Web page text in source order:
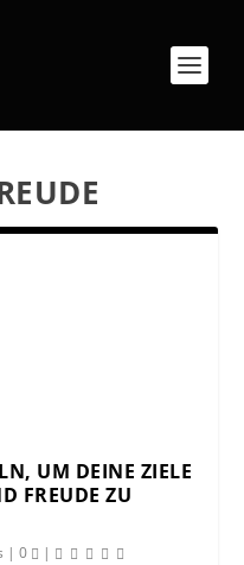
UM DEINE ZIELE
FREUDE ZU
|0 |